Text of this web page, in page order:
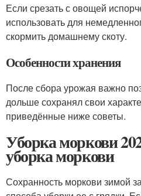
Если срезать с овощей
использовать для
скормить домашнему скоту.
Особенности хранения
После сбора урожая важно
дольше сохранял свои
приведённые ниже советы.
Уборка моркови
уборка моркови
Сохранность моркови зимой